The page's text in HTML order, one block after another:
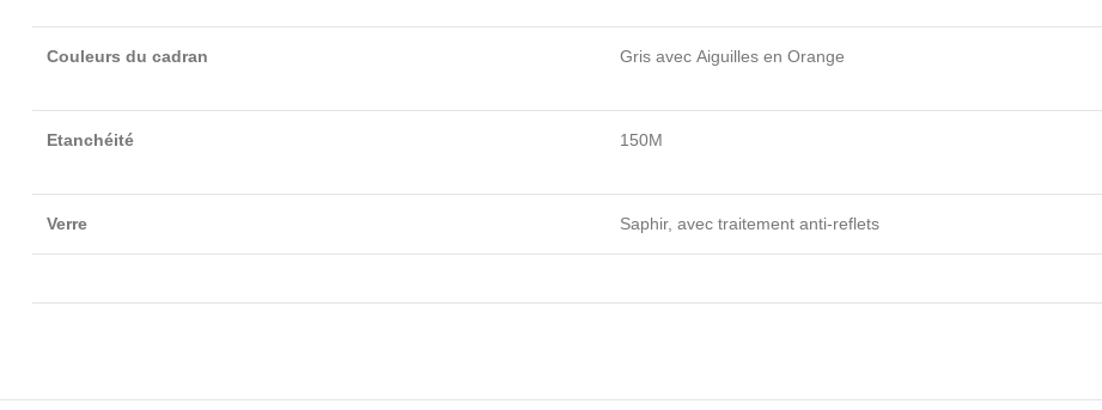
Couleurs du cadran Gris avec Aiguilles en Orange
Etanchéité 150M
Verre Saphir, avec traitement anti-reflets